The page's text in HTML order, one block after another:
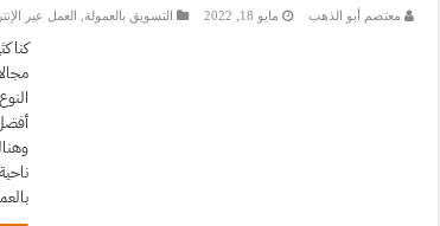
معتصم أبو الذهب مايو 18, 2022 التسويق بالعمولة العمل عبر
كنا